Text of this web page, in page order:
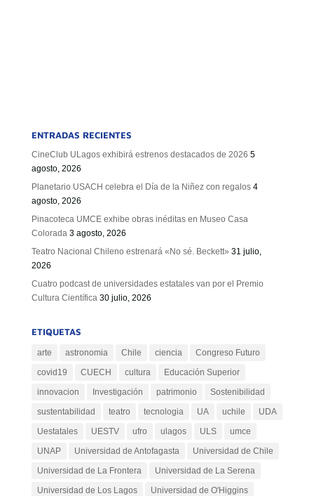
ENTRADAS RECIENTES
CineClub ULagos exhibirá estrenos destacados de 2026 5
agosto, 2026
Planetario USACH celebra el Día de la Niñez con regalos 4
agosto, 2026
Pinacoteca UMCE exhibe obras inéditas en Museo Casa
Colorada 3 agosto, 2026
Teatro Nacional Chileno estrenará «No sé. Beckett» 31 julio,
2026
Cuatro podcast de universidades estatales van por el Premio
Cultura Científica 30 julio, 2026
ETIQUETAS
arte astronomia Chile ciencia
Congreso Futuro
covid19
CUECH cultura
Educación Superior
innovacion
Investigación patrimonio
Sostenibilidad
sustentabilidad
teatro tecnologia UA uchile
UDA
Uestatales
UESTV ufro ulagos ULS
umce
UNAP
Universidad de Antofagasta
Universidad de Chile
Universidad de La Frontera
Universidad de La Serena
Universidad de Los Lagos
Universidad de O'Higgins